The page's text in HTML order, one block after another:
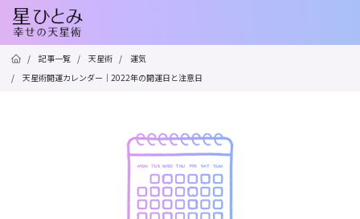
/ 記事一覧 / 天星術 /
運気
/
天星術開運カレンダー｜2022年の開運日と注意日